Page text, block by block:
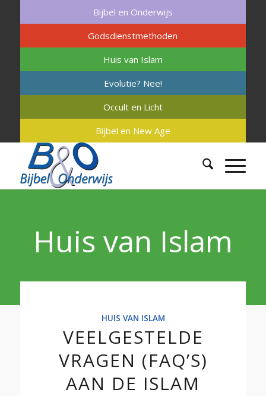
Bijbel en Onderwijs
Godsdienstmethoden
Huis van Islam
Evolutie? Nee!
Occult en Licht
Bijbel en New Age
Huis van Islam
HUIS VAN ISLAM
VEELGESTELDE
VRAGEN (FAQ’S)
AAN DE ISLAM